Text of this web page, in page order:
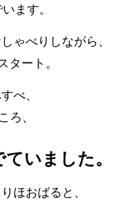
ます。
ゃべりしながら、
タート。
べ、
ろ、
いました。
ほおばると、